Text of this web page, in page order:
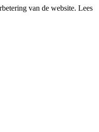
van de website. Lees